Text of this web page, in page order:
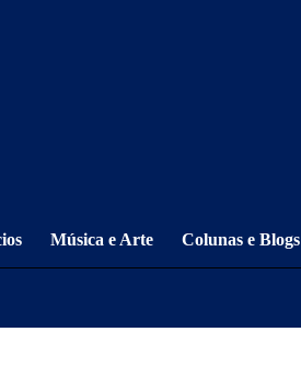
Música e Arte Colunas e Blogs